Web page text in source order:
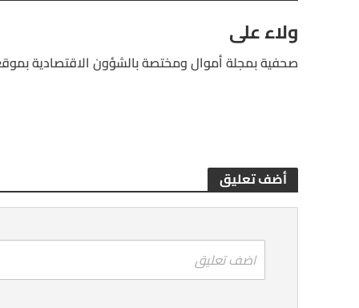
ولاء على
صحفية بمجلة أموال ومختصة بالشؤون الاقتصادية
أضف تعليق
اضف تعليق